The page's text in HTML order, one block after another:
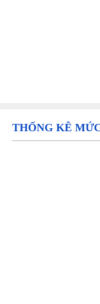
THỐNG KÊ